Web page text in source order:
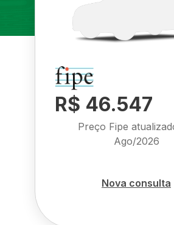
R$ 46.547
Preço Fipe
Ago/2026
Nova consulta